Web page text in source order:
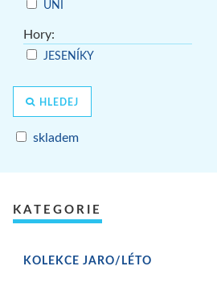
UNI
Hory:
JESENÍKY
HLEDEJ
skladem
KATEGORIE
KOLEKCE JARO/LÉTO